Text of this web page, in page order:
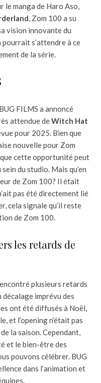
le manga de Haro Aso,
, Zom 100 a su
vision innovante du
pourrait s’attendre à ce
de la série.
FILMS a annoncé
attendue deWitch Hat
pour 2025. Bien que
nouvelle pour Zom
cette opportunité peut
du studio. Mais qu’en
de Zom 100? Il était
pas été directement lié
cela signale qu’il reste
de Zom 100.
les retards de
plusieurs retards
imprévu des
ont été diffusés à Noël,
et l’opening n’était pas
la saison. Cependant,
et le bien-être des
pouvons célébrer. BUG
dans l’animation et